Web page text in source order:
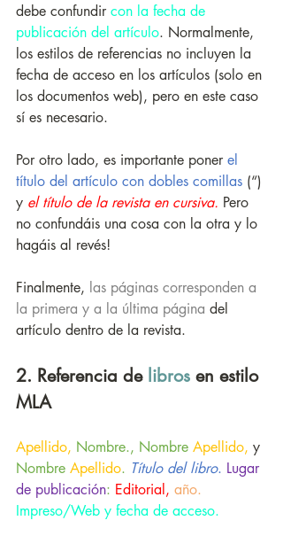
debe confundir con la fecha de
publicación del artículo. Normalmente,
los estilos de referencias no incluyen la
fecha de acceso en los artículos (solo en
los documentos web), pero en este caso
sí es necesario.
Por otro lado, es importante poner el
título del artículo con dobles comillas (“)
y el título de la revista en cursiva. Pero
no confundáis una cosa con la otra y lo
hagáis al revés!
Finalmente, las páginas corresponden a
la primera y a la última página del
artículo dentro de la revista.
2. Referencia de libros en estilo
MLA
Apellido, Nombre., Nombre Apellido, y
Nombre Apellido. Título del libro. Lugar
de publicación: Editorial, año.
Impreso/Web y fecha de acceso.